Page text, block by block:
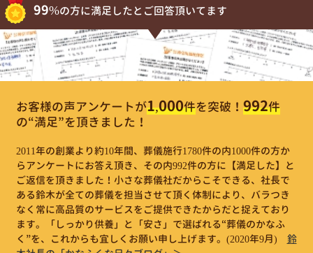
99%の方に満足したとご回答頂いてます
お客様の声アンケートが1,000件を突破！ 992件
の“満足”を頂きました！
2011年の創業より約10年間、葬儀施行1780件の内1000件の方か
らアンケートにお答え頂き、その内992件の方に【満足した】と
ご返信を頂きました！小さな葬儀社だからこそできる、社長で
ある鈴木が全ての葬儀を担当させて頂く体制により、バラつき
なく常に高品質のサービスをご提供できたからだと捉えており
ます。「しっかり供養」と「安さ」で選ばれる“葬儀のかなふ
く”を、これからも宜しくお願い申し上げます。 (2020年9月)
鈴